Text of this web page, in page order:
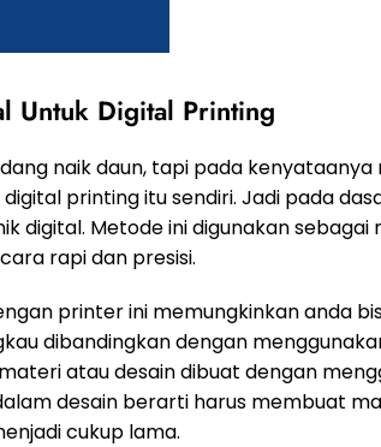
Untuk Digital Printing
naik daun, tapi pada
printing itu sendiri. Jadi pada
digital. Metode ini digunakan
rapi dan presisi.
printer ini memungkinkan anda
dibandingkan dengan
atau desain dibuat dengan
desain berarti harus membuat
cukup lama.